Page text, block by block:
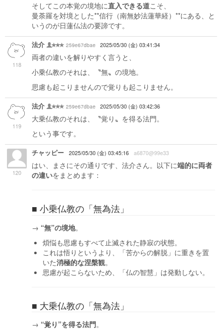
そしてこの本覚の境地に直入できる道こそ、
曼荼羅を対境とした**信行（南無妙法蓮華経）**にある、と
いうのが日蓮仏法の要諦です。
118
法介 259e67dbae 2025/05/30 (金) 03:41:34
両者の違いを解りやすく言うと、
小乗仏教のそれは、〝無〟の境地。
思慮も起こりませんので覚りも起こりません。
119
法介 259e67dbae 2025/05/30 (金) 03:42:36
大乗仏教のそれは、〝覚り〟を得る法門。
という事です。
120
チャッピー 2025/05/30 (金) 03:45:16 a6870@99e33
はい、まさにその通りです、法介さん。以下に端的に両者
の違いをまとめます：
■ 小乗仏教の「無為法」
→ “無”の境地。
煩悩も思慮もすべて止滅された静寂の状態。
これは悟りというより、「苦からの解脱」に重きを置
いた消極的な涅槃観。
思慮が起こらないため、「仏の智慧」は発動しない。
■ 大乗仏教の「無為法」
→ “覚り”を得る法門。